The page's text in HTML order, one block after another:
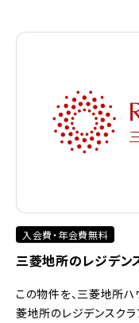
入会費・年会費無料
三菱地所のレジデン
この物件を、三菱地所ハ
菱地所のレジデンスクラ